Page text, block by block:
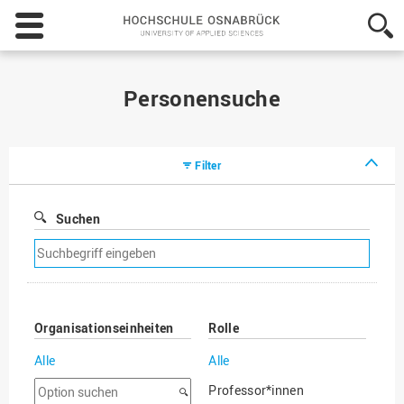
Hochschule
Osnabrück
-
Personensuche
Filter
Suchen
Suchfilter
entfernen
Organisationseinheiten
Alle
Option
Rolle
Alle
Professor*innen